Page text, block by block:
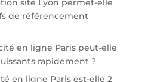
site Lyon permet-elle
de référencement
en ligne Paris peut-elle
rapidement ?
en ligne Paris est-elle 2